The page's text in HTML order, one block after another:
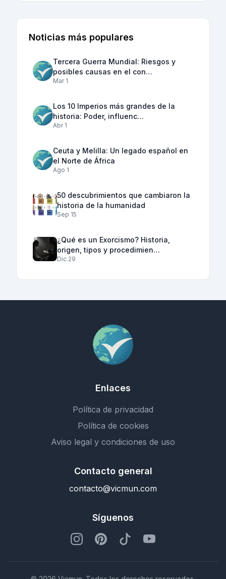
Noticias más populares
Tercera Guerra Mundial: Riesgos y
posibles causas en el con…
Mar 1
Los 10 Imperios más grandes de la
historia: Poder, influenc…
Abr 1
Ceuta y Melilla: Un legado español en
el Norte de África
Ago 1
50 descubrimientos que cambiaron la
historia de la humanidad
Sep 15
¿Qué es un Exorcismo? Historia,
origen, tipos y procedimien…
Dic 29
Enlaces
Política de privacidad
Política de cookies
Aviso legal y condiciones de uso
Contacto general
contacto@vicmun.com
Síguenos